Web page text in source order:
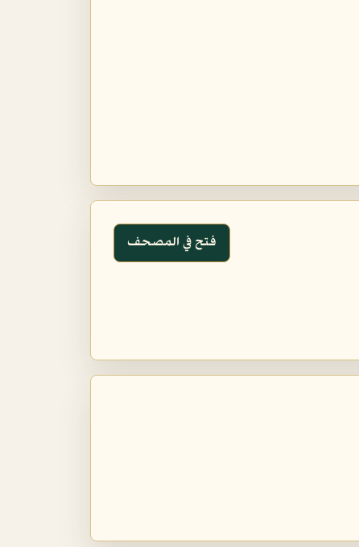
فتح في المصحف